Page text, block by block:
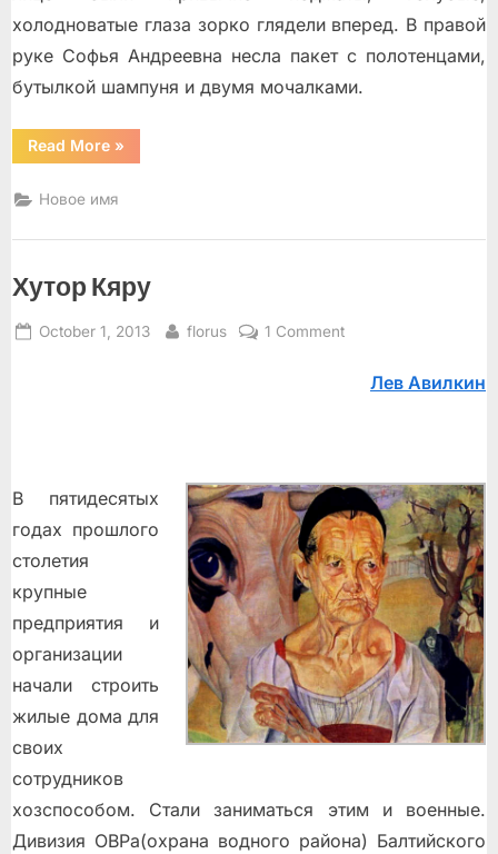
холодноватые глаза зорко глядели вперед. В правой
руке Софья Андреевна несла пакет с полотенцами,
бутылкой шампуня и двумя мочалками.
Read More“Две
сестры
»
Новое имя
Хутор Кяру
Posted
October 1, 2013 By
florus 1 Commenton
КяруЛев Авилкин
В пятидесятых
годах прошлого
столетия
крупные
предприятия и
организации
начали строить
жилые дома для
своих
сотрудников
хозспособом. Стали заниматься этим и военные.
Дивизия ОВРа(охрана водного района) Балтийского